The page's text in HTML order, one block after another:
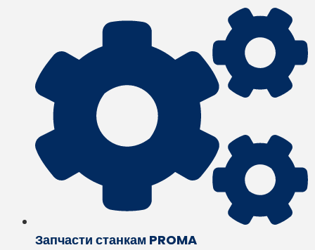
Запчасти станкам PROMA